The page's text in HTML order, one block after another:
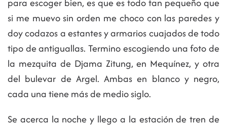
para escoger bien, es que es todo tan pequeño que
si me muevo sin orden me choco con las paredes y
doy codazos a estantes y armarios cuajados de todo
tipo de antiguallas. Termino escogiendo una foto de
la mezquita de Djama Zitung, en Mequínez, y otra
del bulevar de Argel. Ambas en blanco y negro,
cada una tiene más de medio siglo.
Se acerca la noche y llego a la estación de tren de